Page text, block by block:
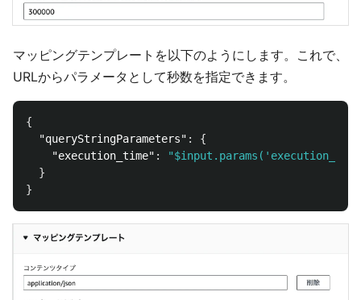
マッピングテンプレートを以下のようにします。これで、
URLからパラメータとして秒数を指定できます。
{
"queryStringParameters" :
{
"execution_time" :
}
}